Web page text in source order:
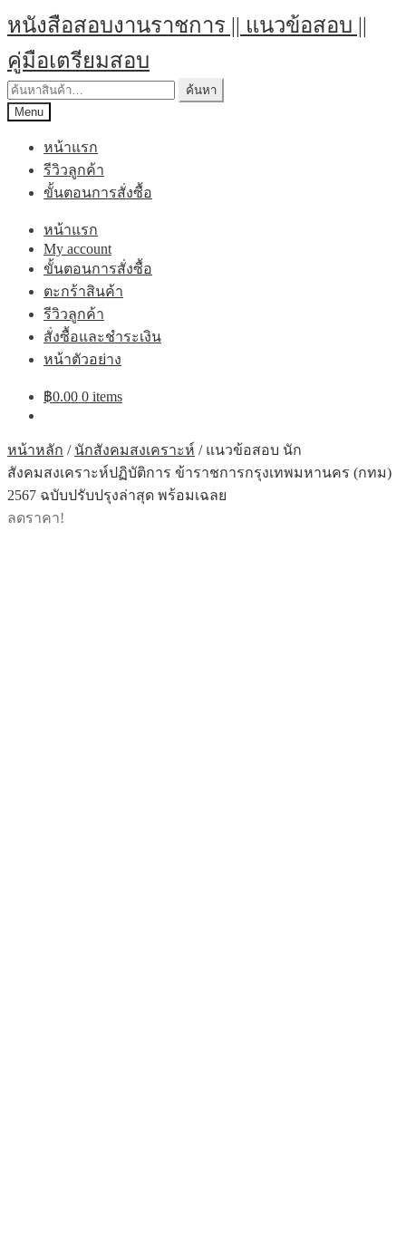
หนังสือสอบงานราชการ || แนวข้อสอบ ||
คู่มือเตรียมสอบ
ค้นหา
Menu
หน้าแรก
รีวิวลูกค้า
ขั้นตอนการสั่งซื้อ
หน้าแรก
My account
ขั้นตอนการสั่งซื้อ
ตะกร้าสินค้า
รีวิวลูกค้า
สั่งซื้อและชำระเงิน
หน้าตัวอย่าง
฿0.00 0 items
หน้าหลัก / นักสังคมสงเคราะห์ / แนวข้อสอบ นัก
สังคมสงเคราะห์ปฏิบัติการ ข้าราชการกรุงเทพมหานคร (กทม)
2567 ฉบับปรับปรุงล่าสุด พร้อมเฉลย
ลดราคา!